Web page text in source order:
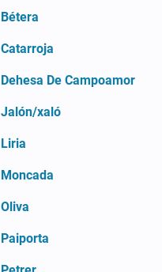
Bétera
Catarroja
Dehesa De Campoamor
Jalón/xaló
Liria
Moncada
Oliva
Paiporta